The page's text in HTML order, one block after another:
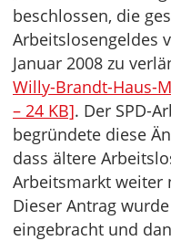
beschlossen, die
Arbeitslosengeldes
Januar 2008 zu
Willy-Brandt-Haus-
– 24 KB]. Der SPD-
begründete diese
dass ältere
Arbeitsmarkt weiter
Dieser Antrag
eingebracht und